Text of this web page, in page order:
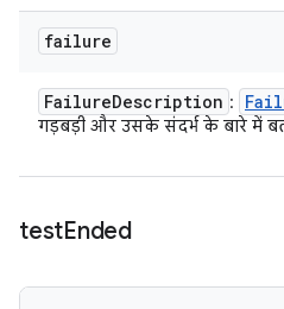
failure
FailureDescription :
गड़बड़ी और उसके संदर्भ के बारे में
testEnded